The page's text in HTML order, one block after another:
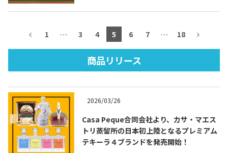
TEQUILA JOURNAL
About テキーラとは
テキーラマーケット
テキーラの飲み方 テキーラマップ
メキシコ料理 メキシコ旅行
メキシコの記念日 トピックス
1 … 3 4 5 6 7 … 18
商品リリース
2026/03/26
Casa Peque合同会社より、カサ・マエス
トリ蒸留所の日本初上陸となるプレミアム
テキーラ４ブランドを発売開始！